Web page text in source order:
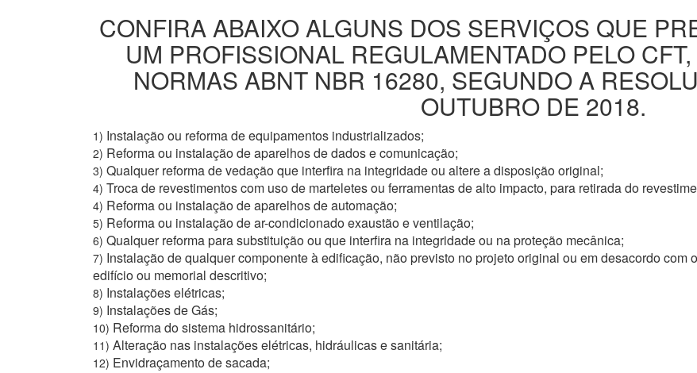
CONFIRA ABAIXO ALGUNS DOS SERVIÇOS QUE
UM PROFISSIONAL REGULAMENTADO PELO
NORMAS ABNT NBR 16280, SEGUNDO A
OUTUBRO DE 2018.
1) Instalação ou reforma de equipamentos industrializados;
2) Reforma ou instalação de aparelhos de dados e comunicação;
3) Qualquer reforma de vedação que interfira na integridade ou altere a disposição original;
4) Troca de revestimentos com uso de marteletes ou ferramentas de alto impacto, para retirada do
4) Reforma ou instalação de aparelhos de automação;
5) Reforma ou instalação de ar-condicionado exaustão e ventilação;
6) Qualquer reforma para substituição ou que interfira na integridade ou na proteção mecânica;
7) Instalação de qualquer componente à edificação, não previsto no projeto original ou em desacordo com
edifício ou memorial descritivo;
8) Instalações elétricas;
9) Instalações de Gás;
10) Reforma do sistema hidrossanitário;
11) Alteração nas instalações elétricas, hidráulicas e sanitária;
12) Envidraçamento de sacada;